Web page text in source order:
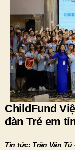
ChildFund
đàn Trẻ em
Tin tức: Trần Văn